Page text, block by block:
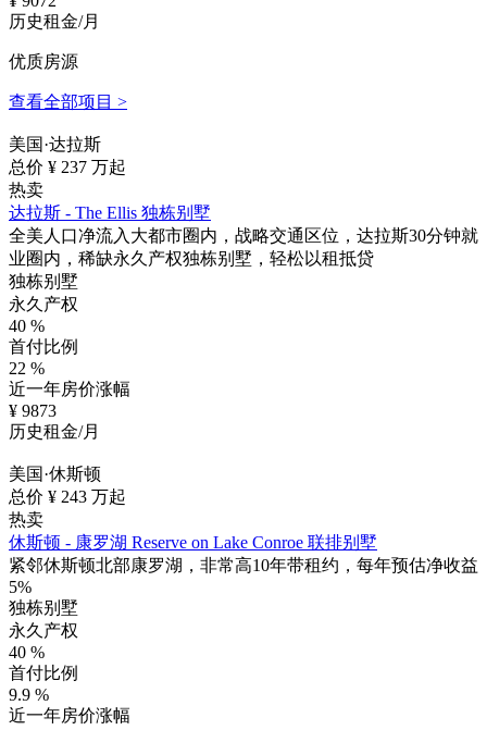
历史租金/月
优质房源
查看全部项目 >
美国·达拉斯
总价 ¥ 237 万起
热卖
达拉斯 - The Ellis 独栋别墅
全美人口净流入大都市圈内，战略交通区位，达拉斯30分钟就
业圈内，稀缺永久产权独栋别墅，轻松以租抵贷
独栋别墅
永久产权
40 %
首付比例
22 %
近一年房价涨幅
¥ 9873
历史租金/月
美国·休斯顿
总价 ¥ 243 万起
热卖
休斯顿 - 康罗湖 Reserve on Lake Conroe 联排别墅
紧邻休斯顿北部康罗湖，非常高10年带租约，每年预估净收益
5%
独栋别墅
永久产权
40 %
首付比例
9.9 %
近一年房价涨幅